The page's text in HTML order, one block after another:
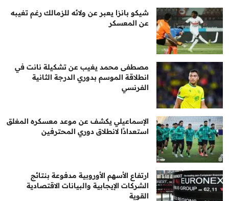
شيكو بانزا يعبر عن ولائه للزمالك رغم تغيبه
عن المعسكر
مصطفى محمد يغيب عن تشكيلة نانت في
انطلاقة الموسم بدوري الدرجة الثانية
الفرنسي
الإسماعيلي يكشف عن موعد معسكره المغلق
استعدادًا لانطلاق دوري المحترفين
ارتفاع الأسهم الأوروبية مدفوعة بنتائج
الشركات الإيجابية والبيانات الاقتصادية
القوية